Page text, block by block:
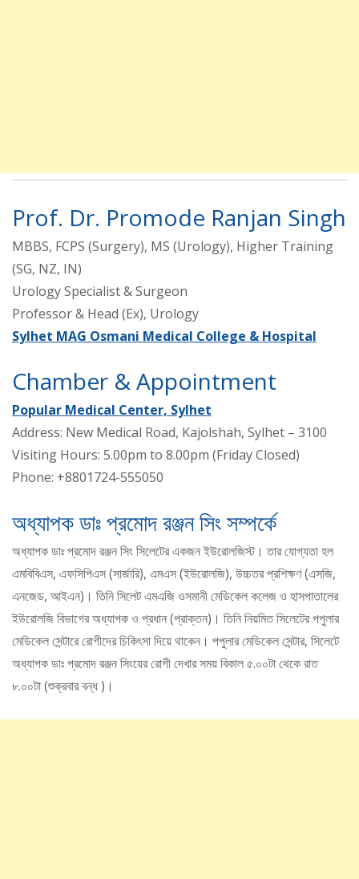
Prof. Dr. Promode Ranjan Singh
MBBS, FCPS (Surgery), MS (Urology), Higher Training
(SG, NZ, IN)
Urology Specialist & Surgeon
Professor & Head (Ex), Urology
Sylhet MAG Osmani Medical College & Hospital
Chamber & Appointment
Popular Medical Center, Sylhet
Address: New Medical Road, Kajolshah, Sylhet – 3100
Visiting Hours: 5.00pm to 8.00pm (Friday Closed)
Phone: +8801724-555050
অধ্যাপক ডাঃ প্রমোদ রঞ্জন সিং সম্পর্কে
অধ্যাপক ডাঃ প্রমোদ রঞ্জন সিং সিলেটের একজন ইউরোলজিস্ট। তার যোগ্যতা হল
এমবিবিএস, এফসিপিএস (সার্জারি), এমএস (ইউরোলজি), উচ্চতর প্রশিক্ষণ (এসজি,
এনজেড, আইএন)। তিনি সিলেট এমএজি ওসমানী মেডিকেল কলেজ ও হাসপাতালের
ইউরোলজি বিভাগের অধ্যাপক ও প্রধান (প্রাক্তন)। তিনি নিয়মিত সিলেটের পপুলার
মেডিকেল সেন্টারে রোগীদের চিকিৎসা দিয়ে থাকেন। পপুলার মেডিকেল সেন্টার, সিলেটে
অধ্যাপক ডাঃ প্রমোদ রঞ্জন সিংয়ের রোগী দেখার সময় বিকাল ৫.০০টা থেকে রাত
৮.০০টা (শুক্রবার বন্ধ )।